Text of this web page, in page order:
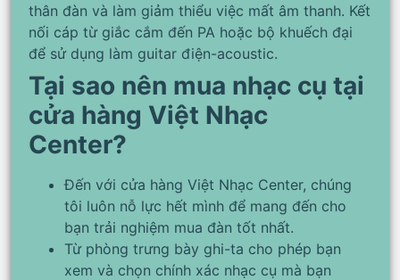
thân đàn và làm giảm thiểu việc mất âm thanh. Kết
nối cáp từ giắc cắm đến PA hoặc bộ khuếch đại
để sử dụng làm guitar điện-acoustic.
Tại sao nên mua nhạc cụ tại
cửa hàng Việt Nhạc
Center?
Đến với cửa hàng Việt Nhạc Center, chúng
tôi luôn nỗ lực hết mình để mang đến cho
bạn trải nghiệm mua đàn tốt nhất.
Từ phòng trưng bày ghi-ta cho phép bạn
xem và chọn chính xác nhạc cụ mà bạn